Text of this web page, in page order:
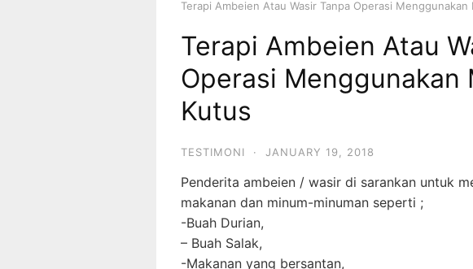
Terapi Ambeien Atau Wasir Tanpa Operasi
Terapi Ambeien Atau
Operasi Menggunakan
Kutus
TESTIMONI · JANUARY 19, 2018
Penderita ambeien / wasir di sarankan untuk
makanan dan minum-minuman seperti ;
-Buah Durian,
– Buah Salak,
-Makanan yang bersantan,